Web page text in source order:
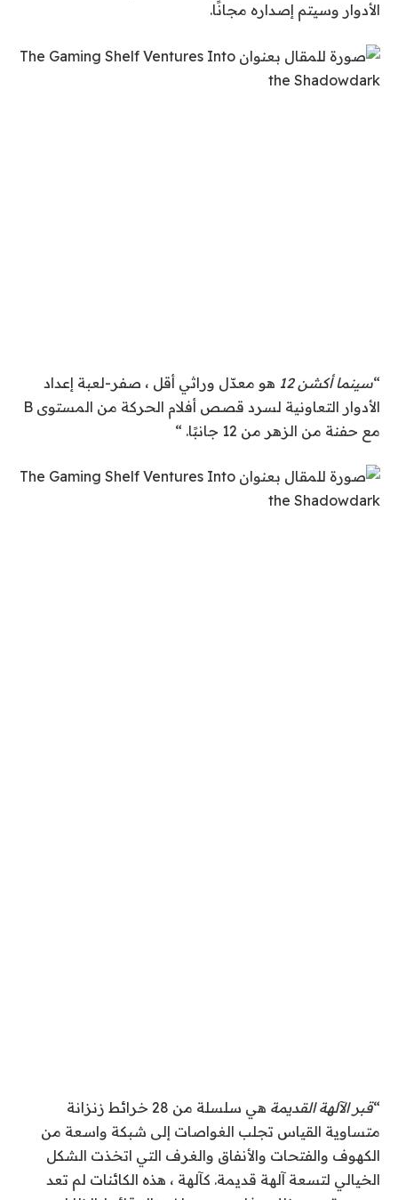
الأدوار وسيتم إصداره مجانًا.
“سينما أكشن 12 هو معدّل وراثي أقل ، صفر-لعبة إعداد
الأدوار التعاونية لسرد قصص أفلام الحركة من المستوى B
مع حفنة من الزهر من 12 جانبًا. “
“قبر الآلهة القديمة هي سلسلة من 28 خرائط زنزانة
متساوية القياس تجلب الغواصات إلى شبكة واسعة من
الكهوف والفتحات والأنفاق والغرف التي اتخذت الشكل
الخيالي لتسعة آلهة قديمة. كآلهة ، هذه الكائنات لم تعد